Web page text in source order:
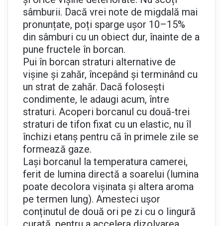
sâmburii. Dacă vrei note de migdală mai
pronunțate, poți sparge ușor 10–15%
din sâmburi cu un obiect dur, înainte de a
pune fructele în borcan.
Pui în borcan straturi alternative de
vișine și zahăr, începând și terminând cu
un strat de zahăr. Dacă folosești
condimente, le adaugi acum, între
straturi. Acoperi borcanul cu două-trei
straturi de tifon fixat cu un elastic, nu îl
închizi etanș pentru că în primele zile se
formează gaze.
Lași borcanul la temperatura camerei,
ferit de lumina directă a soarelui (lumina
poate decolora vișinata și altera aroma
pe termen lung). Amesteci ușor
conținutul de două ori pe zi cu o lingură